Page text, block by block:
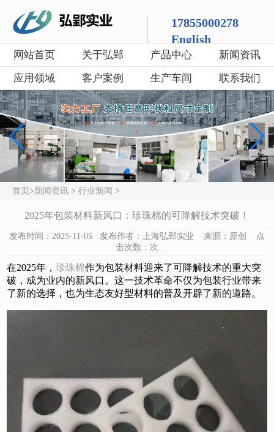
17855000278
English
网站首页 关于弘郢 产品中心
新闻资讯
应用领域
客户案例 生产车间 联系我们
首页 >新闻资讯 > 行业新闻 >
2025年包装材料新风口：珍珠棉的可降解技术突破！
发布时间：2025-11-05 发布作者：上海弘郢实业 来源：原创 点
击次数： 次
在2025年，珍珠棉作为包装材料迎来了可降解技术的重大突
破，成为业内的新风口。这一技术革命不仅为包装行业带来
了新的选择，也为生态友好型材料的普及开辟了新的道路。